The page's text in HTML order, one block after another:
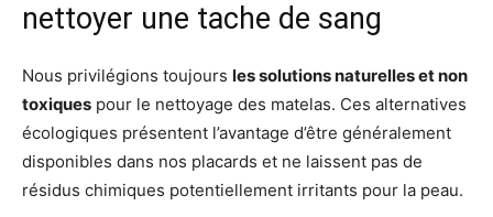
nettoyer une tache de sang
Nous privilégions toujours les solutions naturelles et non
toxiques pour le nettoyage des matelas. Ces alternatives
écologiques présentent l’avantage d’être généralement
disponibles dans nos placards et ne laissent pas de
résidus chimiques potentiellement irritants pour la peau.